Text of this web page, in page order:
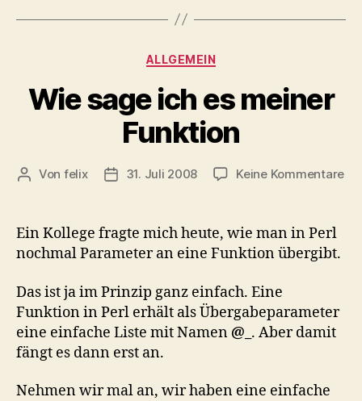
Kategorien
ALLGEMEIN
Wie sage ich es meiner
Funktion
Beitragsautor
Von felix Veröffentlichungsdatum
31. Juli 2008 Keine Kommentarezu
Ein Kollege fragte mich heute, wie man in Perl
nochmal Parameter an eine Funktion übergibt.
Das ist ja im Prinzip ganz einfach. Eine
Funktion in Perl erhält als Übergabeparameter
eine einfache Liste mit Namen @_ . Aber damit
fängt es dann erst an.
Nehmen wir mal an, wir haben eine einfache